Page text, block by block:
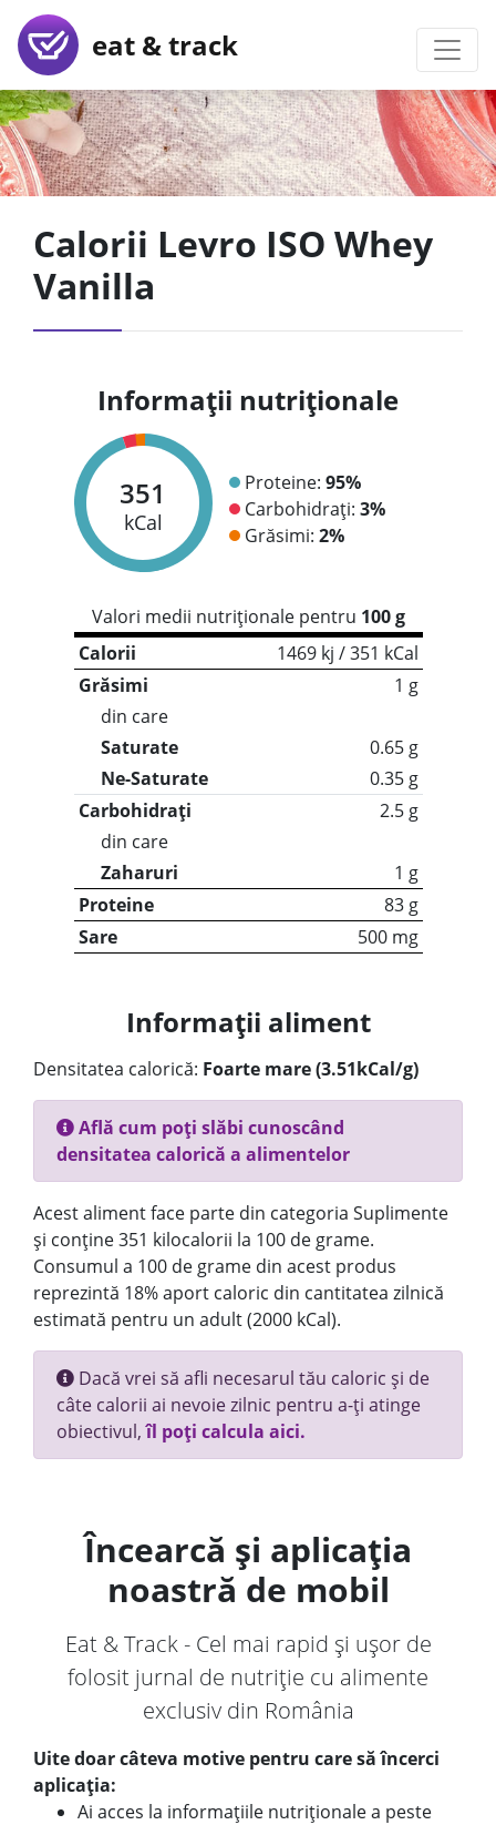
eat & track
Calorii Levro ISO Whey
Vanilla
Informații nutriționale
351
kCal
Proteine: 95%
Carbohidrați: 3%
Grăsimi: 2%
Valori medii nutriționale pentru 100 g
Calorii
1469 kj / 351 kCal
Grăsimi
1 g
din care
Saturate
0.65 g
Ne-Saturate
0.35 g
Carbohidrați
2.5 g
din care
Zaharuri
1 g
Proteine
83 g
Sare
500 mg
Informații aliment
Densitatea calorică: Foarte mare (3.51kCal/g)
Află cum poți slăbi cunoscând
densitatea calorică a alimentelor
Acest aliment face parte din categoria Suplimente
și conține 351 kilocalorii la 100 de grame.
Consumul a 100 de grame din acest produs
reprezintă 18% aport caloric din cantitatea zilnică
estimată pentru un adult (2000 kCal).
Dacă vrei să afli necesarul tău caloric și de
câte calorii ai nevoie zilnic pentru a-ți atinge
obiectivul,îl poți calcula aici.
Încearcă și aplicația
noastră de mobil
Eat & Track - Cel mai rapid și ușor de
folosit jurnal de nutriție cu alimente
exclusiv din România
Uite doar câteva motive pentru care să încerci
aplicația:
Ai acces la informațiile nutriționale a peste